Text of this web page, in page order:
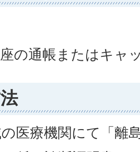
の通帳またはキャ
医療機関にて「離